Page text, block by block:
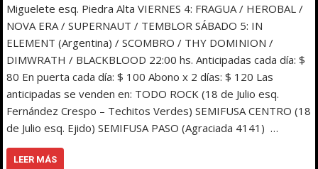
Miguelete esq. Piedra Alta VIERNES 4: FRAGUA / HEROBAL /
NOVA ERA / SUPERNAUT / TEMBLOR SÁBADO 5: IN
ELEMENT (Argentina) / SCOMBRO / THY DOMINION /
DIMWRATH / BLACKBLOOD 22:00 hs. Anticipadas cada día: $
80 En puerta cada día: $ 100 Abono x 2 días: $ 120 Las
anticipadas se venden en: TODO ROCK (18 de Julio esq.
Fernández Crespo – Techitos Verdes) SEMIFUSA CENTRO (18
de Julio esq. Ejido) SEMIFUSA PASO (Agraciada 4141) …
LEER MÁS